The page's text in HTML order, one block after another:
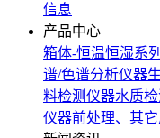
信息
产品中心
箱体-恒温恒湿系列
谱/色谱分析仪器
料检测仪器水质
仪器前处理、其